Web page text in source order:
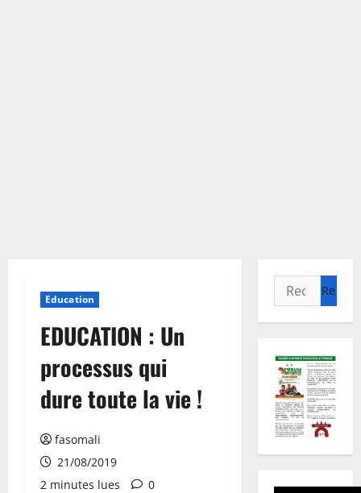
Education
EDUCATION : Un
processus qui
dure toute la vie !
fasomali
21/08/2019
2 minutes lues
0
Rechercher :